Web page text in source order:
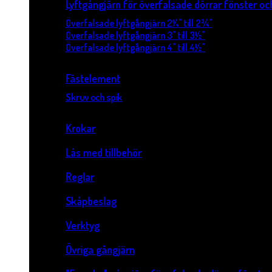
Lyftgångjärn för överfalsade dörrar fönster
Överfalsade lyftgångjärn 2¼" till 2¾"
Överfalsade lyftgångjärn 3" till 3½"
Överfalsade lyftgångjärn 4" till 4½"
Fästelement
Skruv och spik
Krokar
Lås med tillbehör
Reglar
Skåpbeslag
Verktyg
Övriga gångjärn